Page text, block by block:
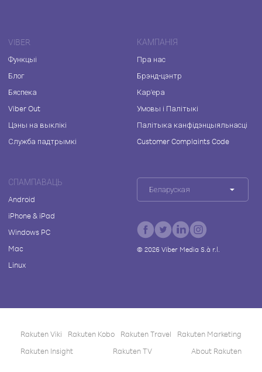
VIBER
Функцыі
Блог
Бяспека
Viber Out
Цэны на выклікі
Служба падтрымкі
КАМПАНІЯ
Пра нас
Брэнд-цэнтр
Кар'ера
Умовы і Палітыкі
Палітыка канфідэнцыяльнасці
Customer Complaints Code
СПАМПАВАЦЬ
Android
iPhone & iPad
Windows PC
Mac
Linux
Беларуская
© 2026Viber Media S.à r.l.
Rakuten Viki Rakuten Kobo Rakuten Travel
Rakuten Marketing
Rakuten Insight
Rakuten TV About Rakuten